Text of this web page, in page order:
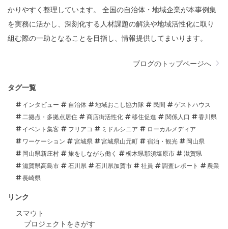
かりやすく整理しています。 全国の自治体・地域企業が本事例集
を実務に活かし、深刻化する人材課題の解決や地域活性化に取り
組む際の一助となることを目指し、情報提供してまいります。
ブログのトップページへ
タグ一覧
インタビュー 自治体 地域おこし協力隊 民間
ゲストハウス
二拠点・多拠点居住
商店街活性化 移住促進 関係人口
香川県
イベント集客
フリアコ ミドルシニア
ローカルメディア
ワーケーション
宮城県 宮城県山元町 宿泊・観光
岡山県
岡山県新庄村
旅をしながら働く 栃木県那須塩原市
滋賀県
滋賀県高島市
石川県 石川県加賀市 社員 調査レポート
農業
長崎県
リンク
スマウト
プロジェクトをさがす